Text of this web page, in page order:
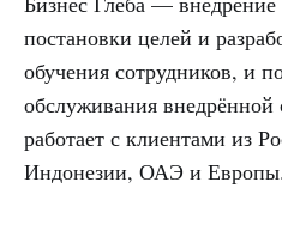
постановки целей и
обучения сотрудников, и
обслуживания
работает с клиентами из
Индонезии, ОАЭ и Европы.